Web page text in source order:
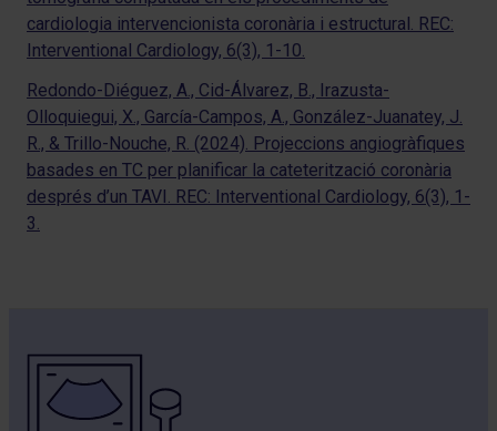
cardiologia intervencionista coronària i estructural. REC:
Interventional Cardiology, 6(3), 1-10.
Redondo-Diéguez, A., Cid-Álvarez, B., Irazusta-
Olloquiegui, X., García-Campos, A., González-Juanatey, J.
R., & Trillo-Nouche, R. (2024). Projeccions angiogràfiques
basades en TC per planificar la cateterització coronària
després d’un TAVI. REC: Interventional Cardiology, 6(3), 1-
3.